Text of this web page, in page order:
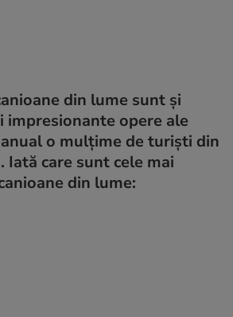
din lume sunt și
impresionante opere ale
o mulțime de turiști din
Iată care sunt cele mai
din lume: